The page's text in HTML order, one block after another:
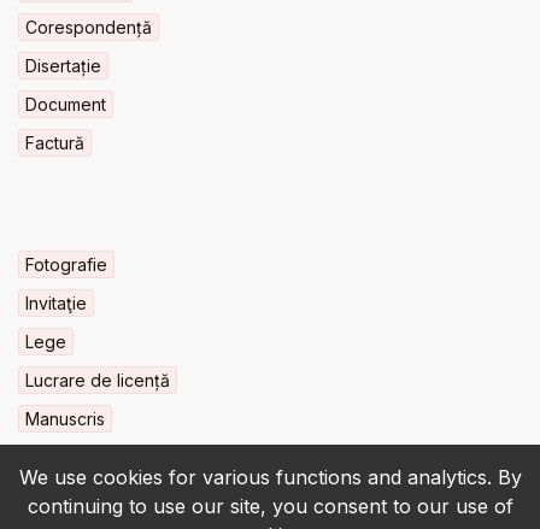
We use cookies for various functions and analytics. By
continuing to use our site, you consent to our use of
Corespondență
Disertație
Document
Factură
Fotografie
Invitaţie
Lege
Lucrare de licență
Manuscris